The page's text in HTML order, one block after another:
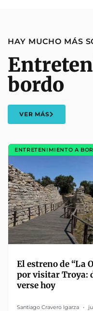
HAY MUCHO MÁS
bordo
VER MÁS
ENTRETENIMIENTO A
El estreno de “La
por visitar Troya:
verse hoy
Santiago Cravero Igarza